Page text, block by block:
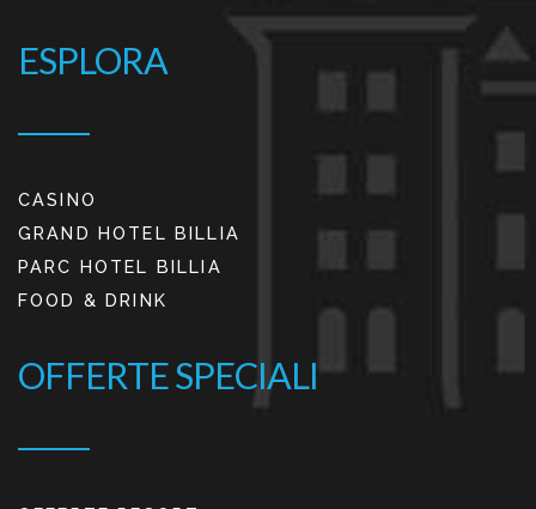
ESPLORA
CASINO
GRAND HOTEL BILLIA
PARC HOTEL BILLIA
FOOD & DRINK
OFFERTE SPECIALI